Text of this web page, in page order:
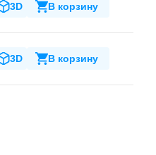
3D В корзину
3D В корзину